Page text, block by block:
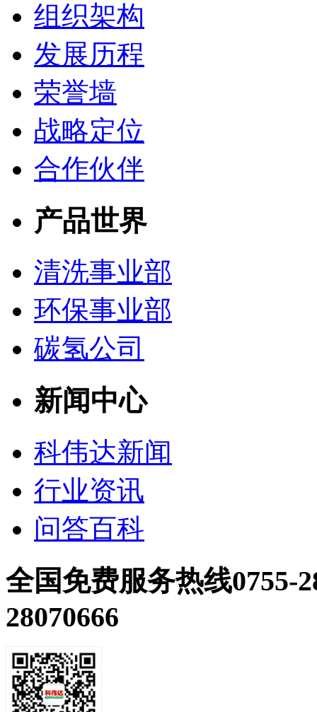
组织架构
发展历程
荣誉墙
战略定位
合作伙伴
产品世界
清洗事业部
环保事业部
碳氢公司
新闻中心
科伟达新闻
行业资讯
问答百科
全国免费服务热线0755-
28070666